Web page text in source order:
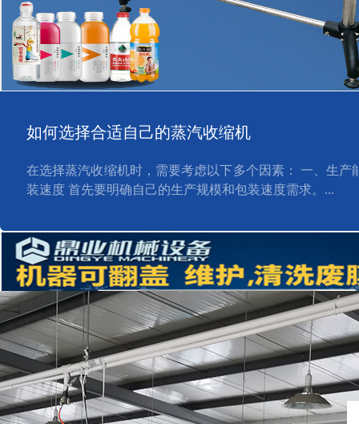
如何选择合适自己的蒸汽收缩机
在选择蒸汽收缩机时，需要考虑以下多个因素： 一、生产
装速度 首先要明确自己的生产规模和包装速度需求。...